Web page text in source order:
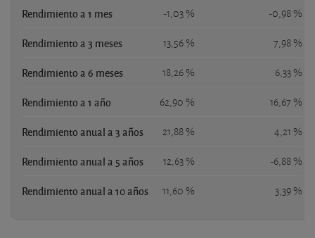
Rendimiento a 1 mes -1,03 % -0,98 %
Rendimiento a 3 meses 13,56 % 7,98 %
Rendimiento a 6 meses 18,26 % 6,33 %
Rendimiento a 1 año 62,90 % 16,67 %
Rendimiento anual a 3 años 21,88 % 4,21 %
Rendimiento anual a 5 años 12,63 % -6,88 %
Rendimiento anual a 10 años 11,60 % 3,39 %